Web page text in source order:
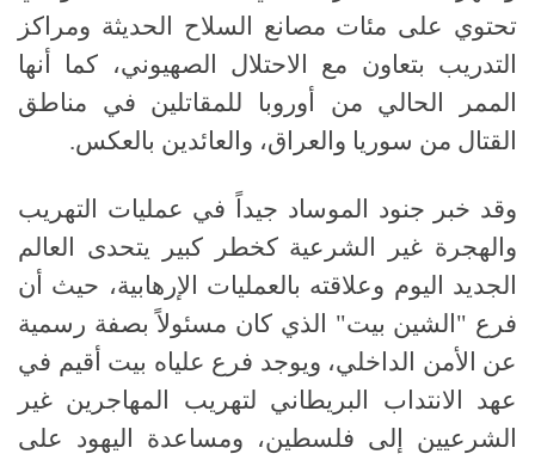
تحتوي على مئات مصانع السلاح الحديثة ومراكز
التدريب بتعاون مع الاحتلال الصهيوني، كما أنها
الممر الحالي من أوروبا للمقاتلين في مناطق
القتال من سوريا والعراق، والعائدين بالعكس.
وقد خبر جنود الموساد جيداً في عمليات التهريب
والهجرة غير الشرعية كخطر كبير يتحدى العالم
الجديد اليوم وعلاقته بالعمليات الإرهابية، حيث أن
فرع "الشين بيت" الذي كان مسئولاً بصفة رسمية
عن الأمن الداخلي، ويوجد فرع علياه بيت أقيم في
عهد الانتداب البريطاني لتهريب المهاجرين غير
الشرعيين إلى فلسطين، ومساعدة اليهود على